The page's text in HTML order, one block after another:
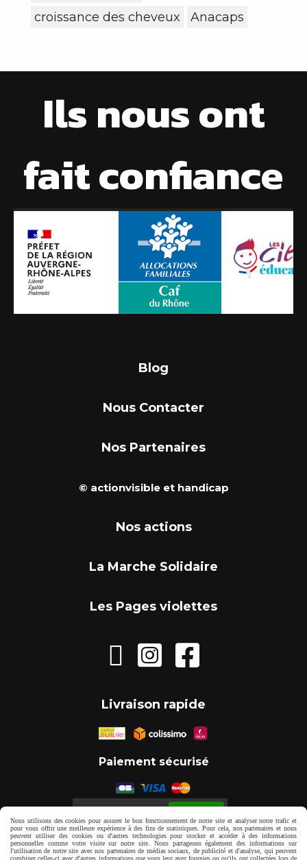
croissance des cheveux
Anacaps
Ils nous ont
fait confiance
Blog
Nous Contacter
Nos Partenaires
© actionvisible et handicap
Nos actions
La Marche Solidaire
Les Pages violettes
  
Livraison rapide
Paiement sécurisé
Mentions Légales Gestion cookies
Nous utilisons des cookies pour assurer le bon fonctionnement de notre site et analyser notre trafic et
pour vous offrir une meilleure expérience à des fins de statistiques. Pour cela, nos partenaires et nous
peuvent utiliser des cookies ou d'autres technologies pour stocker et accéder à des informations
personnelles comme votre visite sur notre site. Nous partageons également des informations sur
l'utilisation de notre site avec nos partenaires de médias sociaux, de publicité et d'analyse, qui peuvent
combiner celles-ci avec d'autres informations que vous leur avez fournies ou qu'ils ont collectées lors de